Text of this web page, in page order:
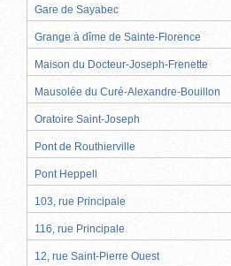
Gare de Sayabec
Grange à dîme de Sainte-Florence
Maison du Docteur-Joseph-Frenette
Mausolée du Curé-Alexandre-Bouillon
Oratoire Saint-Joseph
Pont de Routhierville
Pont Heppell
103, rue Principale
116, rue Principale
12, rue Saint-Pierre Ouest